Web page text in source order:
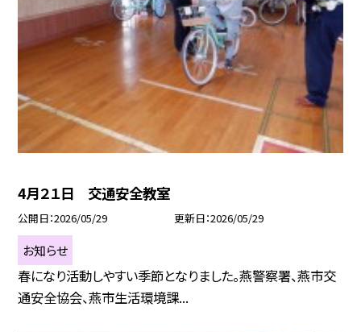
4月２１日 交通安全教室
公開日 2026/05/29 更新日 2026/05/29
お知らせ
春になり活動しやすい季節となりました。燕警察署、燕市交
通安全協会、燕市生活環境課...